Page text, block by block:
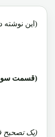
(این
(قسمت